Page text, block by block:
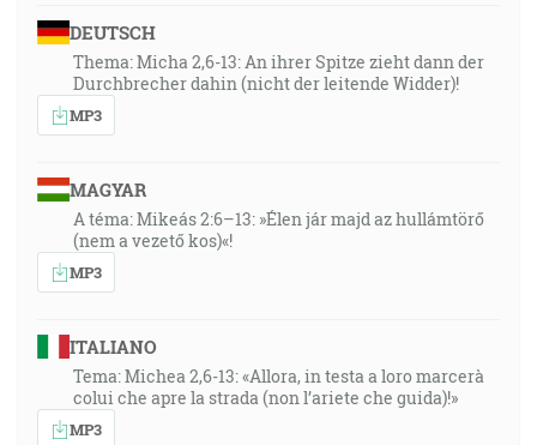
DEUTSCH
Thema: Micha 2,6-13: An ihrer Spitze zieht dann der
Durchbrecher dahin (nicht der leitende Widder)!
MP3
MAGYAR
A téma: Mikeás 2:6–13: »Élen jár majd az hullámtörő
(nem a vezető kos)«!
MP3
ITALIANO
Tema: Michea 2,6-13: «Allora, in testa a loro marcerà
colui che apre la strada (non l’ariete che guida)!»
MP3